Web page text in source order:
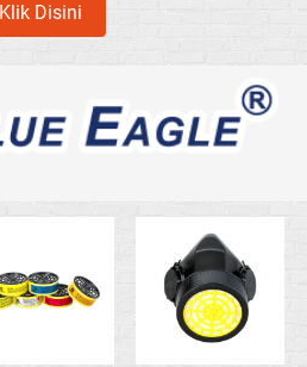
`Klik Disini